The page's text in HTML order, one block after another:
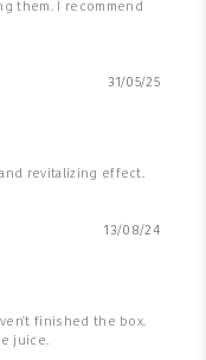
them. I recommend
31/05/25
revitalizing effect.
13/08/24
finished the box.
juice.